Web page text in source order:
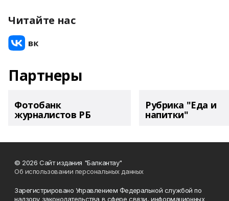
Читайте нас
Партнеры
Фотобанк
журналистов РБ
Рубрика "Еда и
напитки"
© 2026 Сайт издания "Балкантау"
Об использовании персональных данных
Зарегистрировано Управлением Федеральной службой по
надзору законодательства в сфере связи, информационных